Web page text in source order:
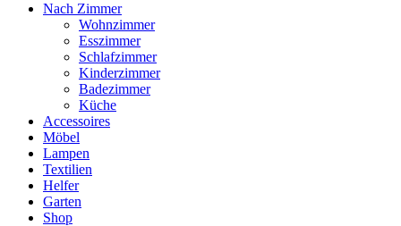
Nach Zimmer
Wohnzimmer
Esszimmer
Schlafzimmer
Kinderzimmer
Badezimmer
Küche
Accessoires
Möbel
Lampen
Textilien
Helfer
Garten
Shop